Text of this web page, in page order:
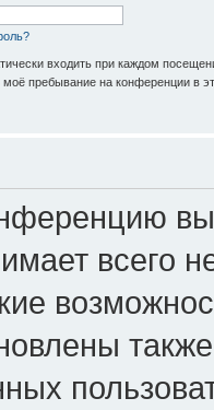
входить при каждом
пребывание на конференции в
всего